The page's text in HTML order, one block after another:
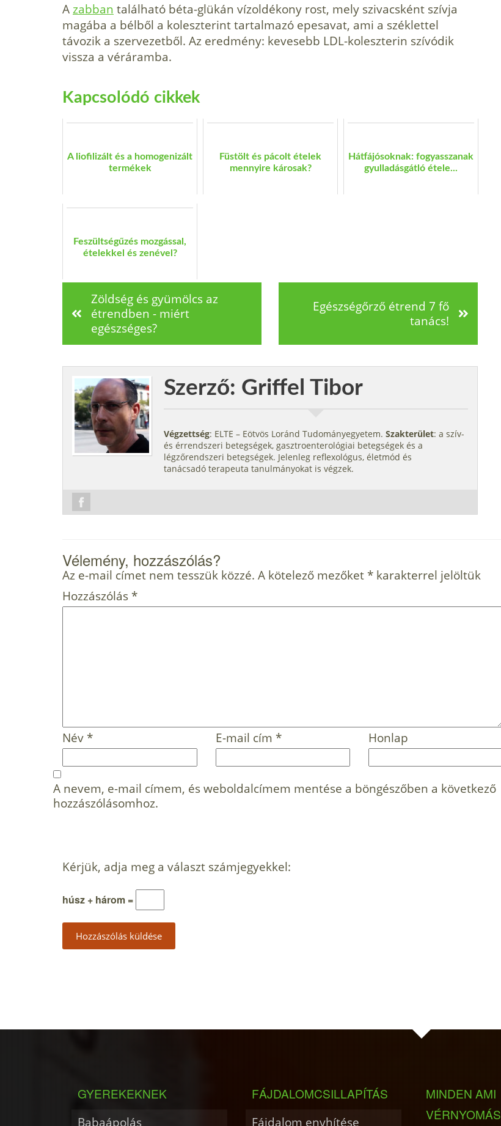
Azabban található béta-glükán vízoldékony rost, mely szivacsként szívja
magába a bélből a koleszterint tartalmazó epesavat, ami a széklettel
távozik a szervezetből. Az eredmény: kevesebb LDL-koleszterin szívódik
vissza a véráramba.
Kapcsolódó cikkek
A liofilizált és a homogenizált
termékek
Füstölt és pácolt ételek
mennyire károsak?
Hátfájósoknak: fogyasszanak
gyulladásgátló étele...
Feszültségűzés mozgással,
ételekkel és zenével?
Zöldség és gyümölcs az
étrendben - miért
egészséges?
Egészségőrző étrend 7 fő
tanács!
Szerző: Griffel Tibor
Végzettség: ELTE – Eötvös Loránd Tudományegyetem. Szakterület: a szív-
és érrendszeri betegségek, gasztroenterológiai betegségek és a
légzőrendszeri betegségek. Jelenleg reflexológus, életmód és
tanácsadó terapeuta tanulmányokat is végzek.
Vélemény, hozzászólás?
Az e-mail címet nem tesszük közzé. A kötelező mezőket * karakterrel jelöltük
Hozzászólás *
Név * E-mail cím * Honlap
A nevem, e-mail címem, és weboldalcímem mentése a böngészőben a következő
hozzászólásomhoz.
Kérjük, adja meg a választ számjegyekkel:
húsz + három =
GYEREKEKNEK
Babaápolás
FÁJDALOMCSILLAPÍTÁS
Fájdalom enyhítése
MINDEN AMI
VÉRNYOMÁS